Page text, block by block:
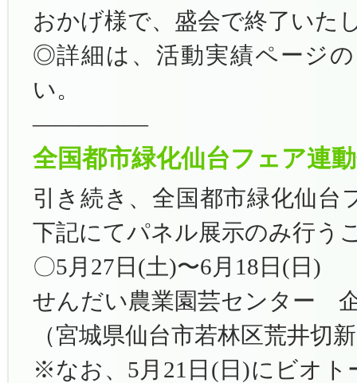
おかげ様で、盛会で終了いた
◎詳細は、活動実績ページの
い。
—————
全国都市緑化仙台フェア連
引き続き、全国都市緑化仙台
下記にてパネル展示のみ行う
〇5月27日(土)〜6月18日(日)
せんだい農業園芸センター
（宮城県仙台市若林区荒井切
※なお、5月21日(日)にビオト